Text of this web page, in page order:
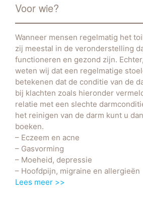
Voor wie?
Wanneer mensen regelmatig het
zij meestal in de veronderstelling
functioneren en gezond zijn.
weten wij dat een regelmatige
betekenen dat de conditie van de
bij klachten zoals hieronder
relatie met een slechte
het reinigen van de darm kunt u
boeken.
– Eczeem en acne
– Gasvorming
– Moeheid, depressie
– Hoofdpijn, migraine en allergieën
Lees meer >>